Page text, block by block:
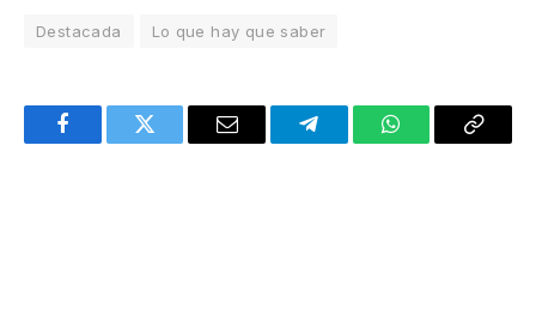
Destacada Lo que hay que saber
FacebookTwitter Email TelegramWhatsAppCopy